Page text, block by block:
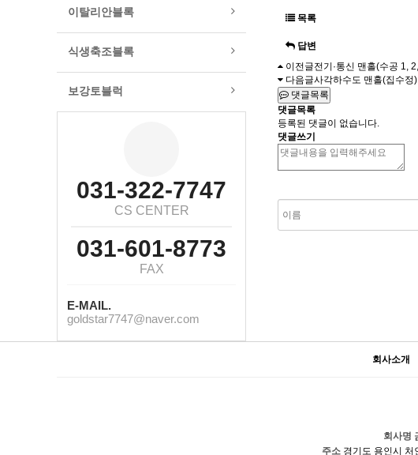
이탈리안블록
식생축조블록
보강토블럭
031-322-7747
CS CENTER
031-601-8773
FAX
E-MAIL.
goldstar7747@naver.com
목록
답변
이전글전기·통신 맨홀(수공 1,
다음글사각하수도 맨홀(집수정)
댓글목록
댓글목록
등록된 댓글이 없습니다.
댓글쓰기
회사소개
회사명
주소경기도 용인시 처